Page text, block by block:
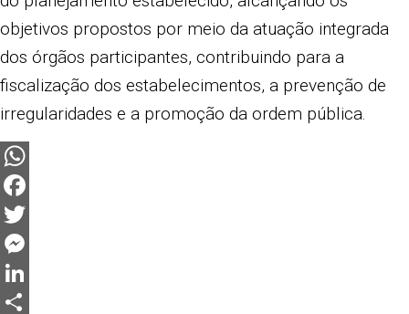
objetivos propostos por meio da atuação integrada
dos órgãos participantes, contribuindo para a
fiscalização dos estabelecimentos, a prevenção de
irregularidades e a promoção da ordem pública.
WhatsApp
Facebook
Twitter
Messenger
LinkedIn